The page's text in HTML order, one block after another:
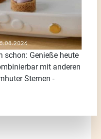
schon: Genieße heute
mit anderen
Sternen -